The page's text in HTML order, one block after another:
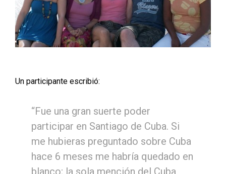
Un participante escribió:
“Fue una gran suerte poder
participar en Santiago de Cuba. Si
me hubieras preguntado sobre Cuba
hace 6 meses me habría quedado en
blanco; la sola mención del Cuba